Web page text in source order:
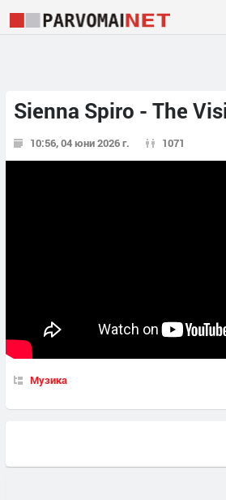
Sienna Spiro - The
10:56, 04 юни 2026 г. 1071
Музика